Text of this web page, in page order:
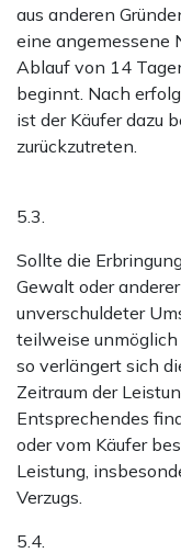
aus anderen
eine angemessene
Ablauf von 14
beginnt. Nach
ist der Käufer dazu
zurückzutreten.
5.3.
Sollte die
Gewalt oder
unverschuldeter
teilweise unmöglich
so verlängert sich
Zeitraum der
Entsprechendes
oder vom Käufer
Leistung,
Verzugs.
5.4.